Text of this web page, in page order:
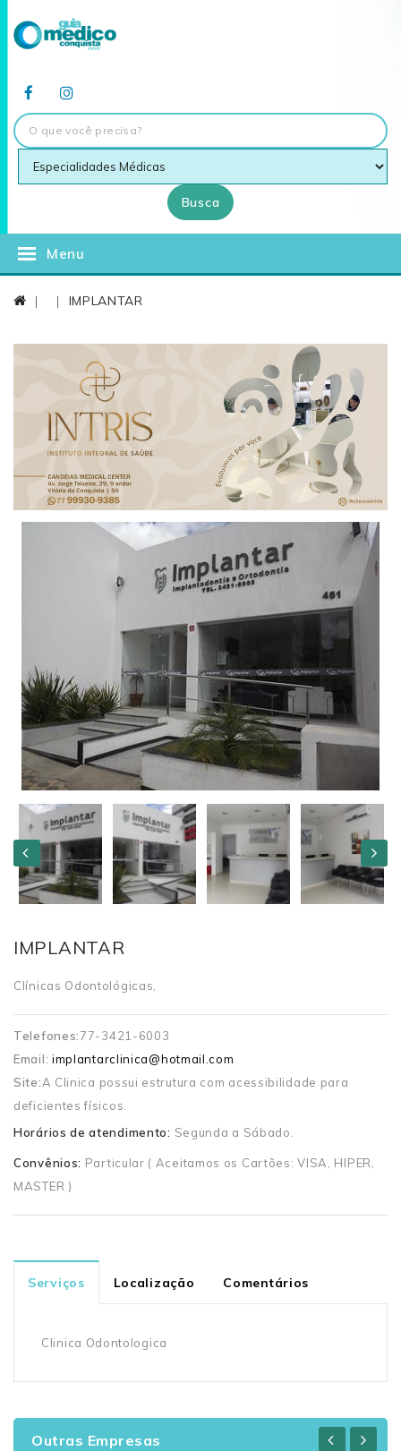
Busca
Menu
IMPLANTAR
IMPLANTAR
Clínicas Odontológicas,
Telefones:77-3421-6003
Email: implantarclinica@hotmail.com
Site:A Clinica possui estrutura com acessibilidade para
deficientes físicos.
Horários de atendimento: Segunda a Sábado.
Convênios: Particular ( Aceitamos os Cartões: VISA, HIPER,
MASTER )
Serviços Localização Comentários
Clinica Odontologica
Outras Empresas